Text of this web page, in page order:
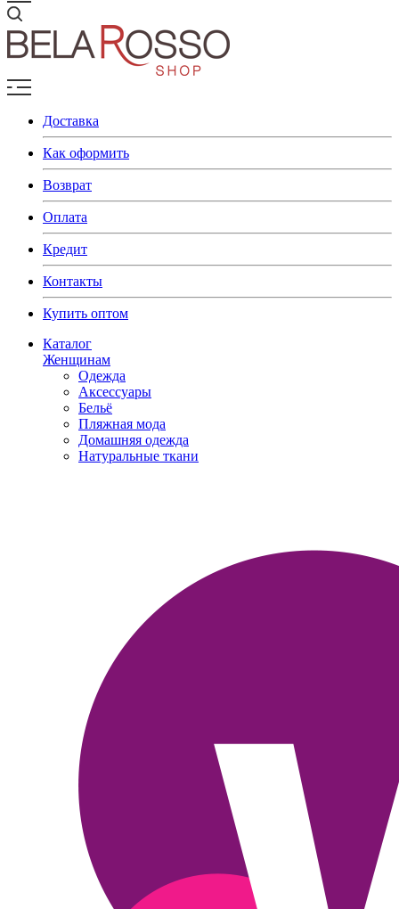
Доставка
Как оформить
Возврат
Оплата
Кредит
Контакты
Купить оптом
Каталог
Женщинам
Одежда
Аксессуары
Бельё
Пляжная мода
Домашняя одежда
Натуральные ткани